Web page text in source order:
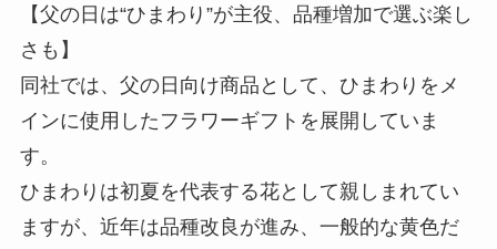
【父の日は“ひまわり”が主役、品種増加で選ぶ楽し
さも】
同社では、父の日向け商品として、ひまわりをメ
インに使用したフラワーギフトを展開していま
す。
ひまわりは初夏を代表する花として親しまれてい
ますが、近年は品種改良が進み、一般的な黄色だ